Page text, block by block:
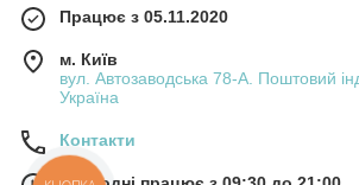
Працює з 05.11.2020
м. Київ
вул. Автозаводська 78-А. Поштовий
Україна
Контакти